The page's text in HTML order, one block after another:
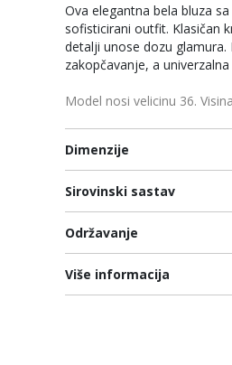
Ova elegantna bela bluza
sofisticirani outfit. Klasičan
detalji unose dozu
zakopčavanje, a
Model nosi velicinu 36.
Dimenzije
Sirovinski sastav
Održavanje
Više informacija